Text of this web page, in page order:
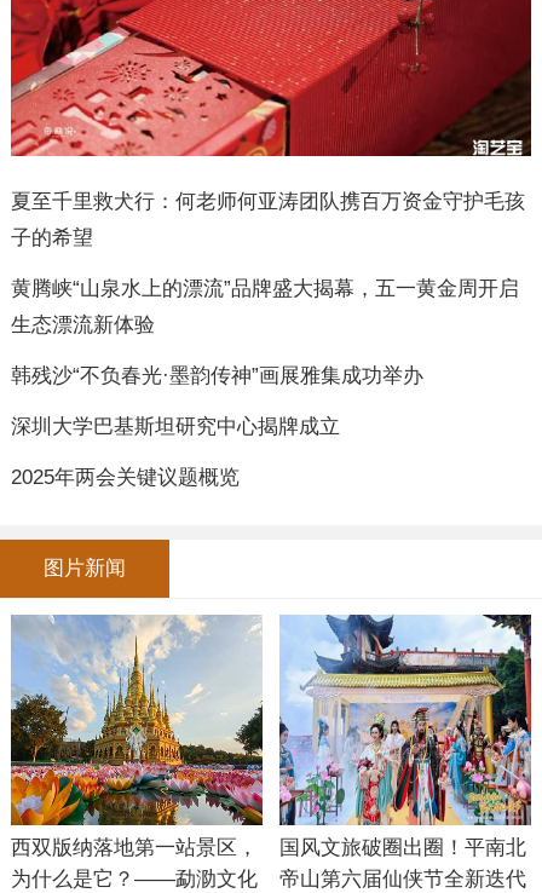
夏至千里救犬行：何老师何亚涛团队携百万资金守护毛孩
子的希望
黄腾峡“山泉水上的漂流”品牌盛大揭幕，五一黄金周开启
生态漂流新体验
韩残沙“不负春光·墨韵传神”画展雅集成功举办
深圳大学巴基斯坦研究中心揭牌成立
2025年两会关键议题概览
图片新闻
西双版纳落地第一站景区，
为什么是它？——勐泐文化
国风文旅破圈出圈！平南北
帝山第六届仙侠节全新迭代